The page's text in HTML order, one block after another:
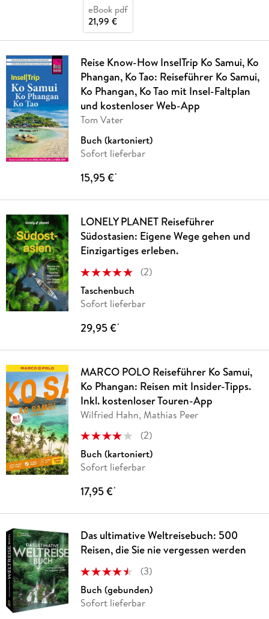
eBook pdf
21,99 €
Reise Know-How InselTrip Ko Samui, Ko
Phangan, Ko Tao: Reiseführer Ko Samui,
Ko Phangan, Ko Tao mit Insel-Faltplan
und kostenloser Web-App
Tom Vater
Buch (kartoniert)
Sofort lieferbar
15,95 €*
LONELY PLANET Reiseführer
Südostasien: Eigene Wege gehen und
Einzigartiges erleben.
(2)
Taschenbuch
Sofort lieferbar
29,95 €*
MARCO POLO Reiseführer Ko Samui,
Ko Phangan: Reisen mit Insider-Tipps.
Inkl. kostenloser Touren-App
Wilfried Hahn, Mathias Peer
(2)
Buch (kartoniert)
Sofort lieferbar
17,95 €*
Das ultimative Weltreisebuch: 500
Reisen, die Sie nie vergessen werden
(3)
Buch (gebunden)
Sofort lieferbar